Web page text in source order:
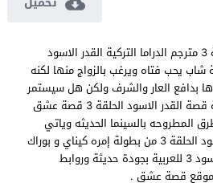
مسلسل القدر الاسود الحلقة 3 مترجم الدراما التركية القدر الاسود
قصة شاب يحب فتاه ويرغب بالزواج منها لكنه
بدافع العار والشرف ولكن هل سيستمر
ذلك تابعو كيف ستكون بقية قصة القدر الاسود الحلقة 3 قصة عشق
المطروحه بالسينما الحديثه وياتي
المسلسل التركي القدر الاسود الحلقة 3 من بطولة إمره كيناي و بوراك
تشيليك Kara Yazı القدر الاسود 3 للعربية بجودة حديثة وروابط
موقع قصة عشق .